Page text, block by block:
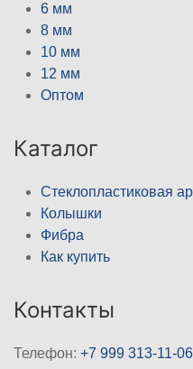
6 мм
8 мм
10 мм
12 мм
Оптом
Каталог
Стеклопластиковая
Колышки
Фибра
Как купить
Контакты
Телефон: +7 999 313-11-06